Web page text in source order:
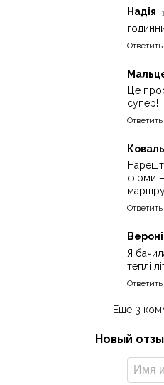
Надія
Ответить
Це
супер!
Ответить
фірми
Ответить
Я
теплі
Ответить
Еще 3
Новый